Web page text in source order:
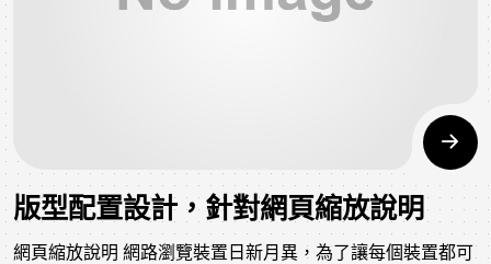
版型配置設計，針對網頁縮放說明
網頁縮放說明 網路瀏覽裝置日新月異，為了讓每個裝置都可